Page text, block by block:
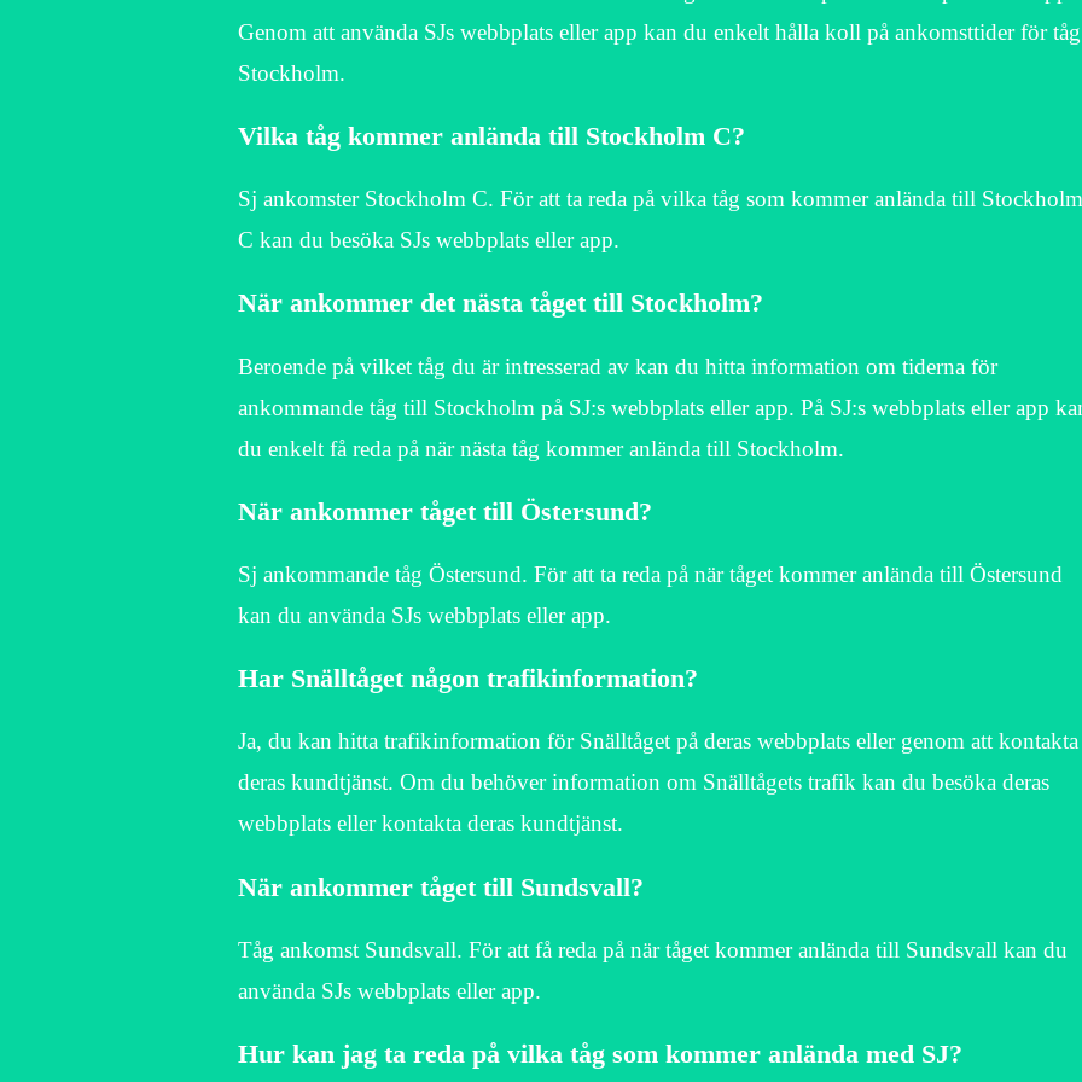
Genom att använda SJs webbplats eller app kan du enkelt hålla koll på ankomsttider för
Stockholm.
Vilka tåg kommer anlända till Stockholm C?
Sj ankomster Stockholm C. För att ta reda på vilka tåg som kommer anlända till Stockholm
C kan du besöka SJs webbplats eller app.
När ankommer det nästa tåget till Stockholm?
Beroende på vilket tåg du är intresserad av kan du hitta information om tiderna för
ankommande tåg till Stockholm på SJ:s webbplats eller app. På SJ:s webbplats eller app
du enkelt få reda på när nästa tåg kommer anlända till Stockholm.
När ankommer tåget till Östersund?
Sj ankommande tåg Östersund. För att ta reda på när tåget kommer anlända till Östersund
kan du använda SJs webbplats eller app.
Har Snälltåget någon trafikinformation?
Ja, du kan hitta trafikinformation för Snälltåget på deras webbplats eller genom att kontakta
deras kundtjänst. Om du behöver information om Snälltågets trafik kan du besöka deras
webbplats eller kontakta deras kundtjänst.
När ankommer tåget till Sundsvall?
Tåg ankomst Sundsvall. För att få reda på när tåget kommer anlända till Sundsvall kan du
använda SJs webbplats eller app.
Hur kan jag ta reda på vilka tåg som kommer anlända med SJ?